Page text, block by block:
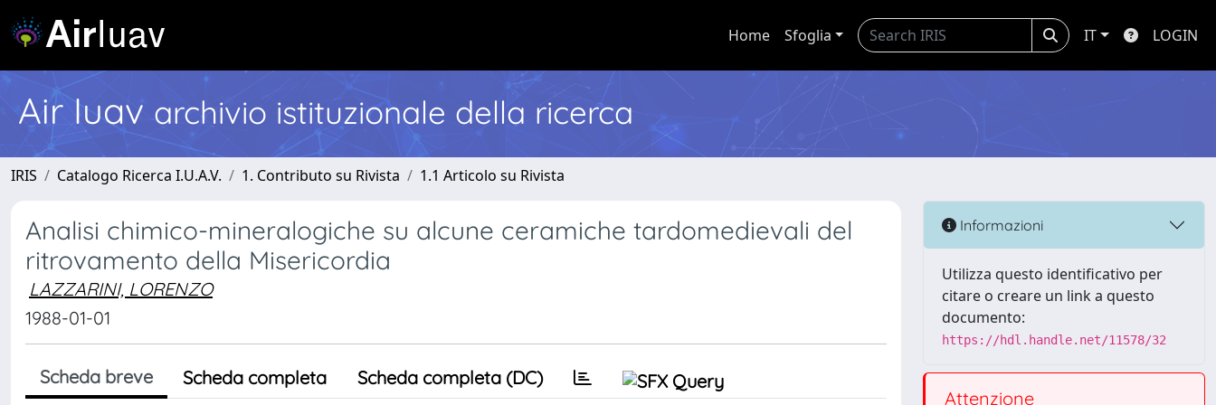
Home Sfoglia IT LOGIN
Air Iuav archivio istituzionale della ricerca
IRIS Catalogo Ricerca I.U.A.V. 1. Contributo su Rivista 1.1 Articolo su Rivista
Analisi chimico-mineralogiche su alcune ceramiche tardomedievali del
ritrovamento della Misericordia
LAZZARINI, LORENZO
1988-01-01
Scheda breve Scheda completa Scheda completa (DC)
Informazioni
Utilizza questo identificativo per
citare o creare un link a questo
documento:
https://hdl.handle.net/11578/32
Attenzione